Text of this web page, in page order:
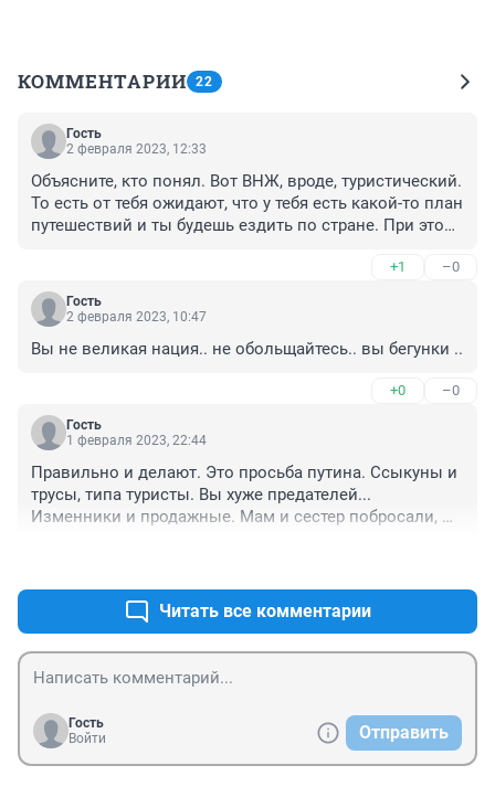
КОММЕНТАРИИ 22
Гость
2 февраля 2023, 12:33
Объясните, кто понял. Вот ВНЖ, вроде, туристический.
То есть от тебя ожидают, что у тебя есть какой-то план
путешествий и ты будешь ездить по стране. При этом
определённом месте. И могут ещё проверить живёшь
ли ты там на самом деле.
+1 –0
Гость
2 февраля 2023, 10:47
Вы не великая нация.. не обольщайтесь.. вы бегунки ..
+0 –0
Гость
1 февраля 2023, 22:44
Правильно и делают. Это просьба путина. Ссыкуны и
трусы, типа туристы. Вы хуже предателей...
Изменники и продажные. Мам и сестер побросали,
Читать все комментарии
Гость
Войти
Отправить